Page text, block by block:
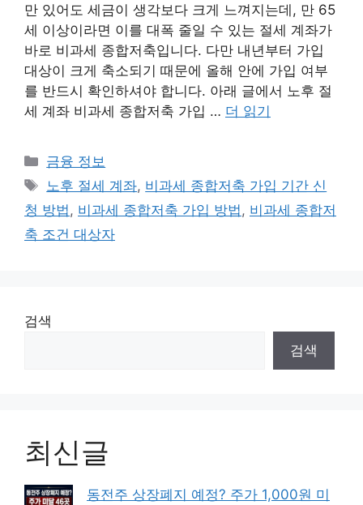
만 있어도 세금이 생각보다 크게 느껴지는데, 만 65
세 이상이라면 이를 대폭 줄일 수 있는 절세 계좌가
바로 비과세 종합저축입니다. 다만 내년부터 가입
대상이 크게 축소되기 때문에 올해 안에 가입 여부
를 반드시 확인하셔야 합니다. 아래 글에서 노후 절
세 계좌 비과세 종합저축 가입 … 더 읽기
카
테
리
금융 정보
태
그
노후 절세 계좌, 비과세 종합저축 가입 기간 신
청 방법 , 비과세 종합저축 가입 방법 , 비과세 종합저
축 조건 대상자
검색
검색
최신글
동전주 상장폐지 예정? 주가 1,000원 미